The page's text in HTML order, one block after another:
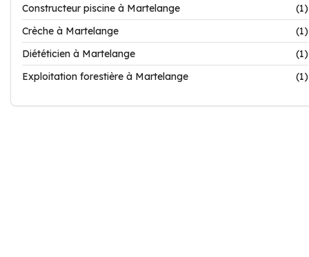
Constructeur piscine à Martelange
(1)
Crèche à Martelange
(1)
Diététicien à Martelange
(1)
Exploitation forestière à Martelange
(1)